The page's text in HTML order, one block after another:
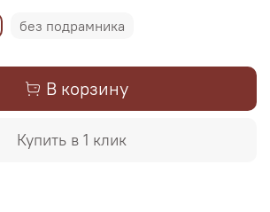
без подрамника
В корзину
Купить в 1 клик